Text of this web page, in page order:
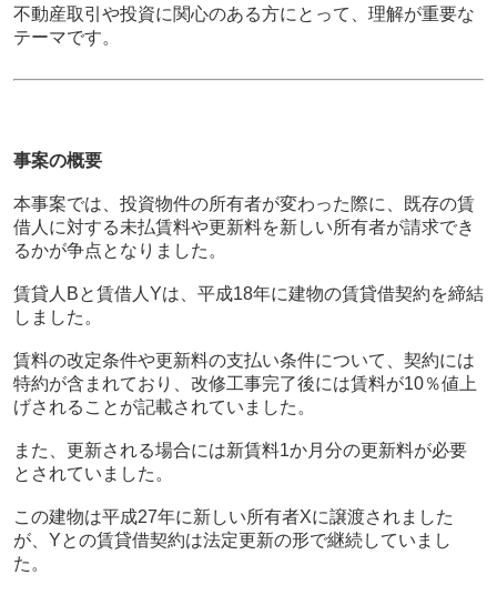
不動産取引や投資に関心のある方にとって、理解が重要な
テーマです。
事案の概要
本事案では、投資物件の所有者が変わった際に、既存の賃
借人に対する未払賃料や更新料を新しい所有者が請求でき
るかが争点となりました。
賃貸人Bと賃借人Yは、平成18年に建物の賃貸借契約を締結
しました。
賃料の改定条件や更新料の支払い条件について、契約には
特約が含まれており、改修工事完了後には賃料が10％値上
げされることが記載されていました。
また、更新される場合には新賃料1か月分の更新料が必要
とされていました。
この建物は平成27年に新しい所有者Xに譲渡されました
が、Yとの賃貸借契約は法定更新の形で継続していまし
た。